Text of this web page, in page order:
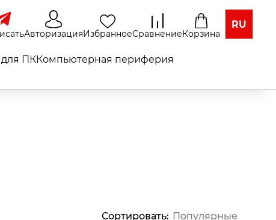
АвторизацияИзбранноеСравнениеКорзина
RU
ПККомпьютерная периферия
Сортировать: Популярные